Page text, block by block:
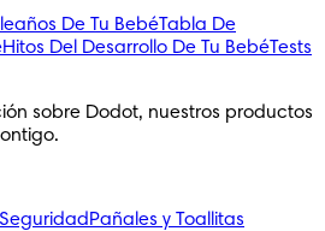
De Tu BebéTabla De
Hitos Del Desarrollo De Tu BebéTests
sobre Dodot, nuestros productos
Pañales y Toallitas